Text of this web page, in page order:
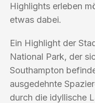
Highlights erleben
etwas dabei.
Ein Highlight der
National Park, der
Southampton
ausgedehnte
durch die idyllische